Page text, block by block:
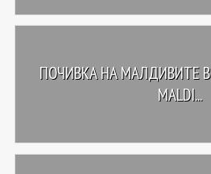
ПОЧИВКА НА МАЛДИВИТЕ В
MALDI...